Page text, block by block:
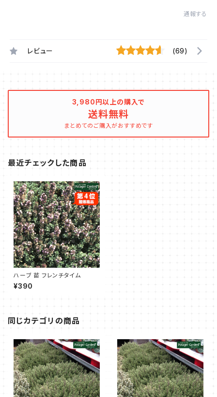
通報する
レビュー (69)
3,980円以上の購入で
送料無料
まとめてのご購入がおすすめです
最近チェックした商品
ハーブ 苗 フレンチタイム
¥390
同じカテゴリの商品